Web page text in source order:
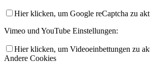
Hier klicken, um Google reCaptcha zu
Vimeo und YouTube Einstellungen:
Hier klicken, um Videoeinbettungen zu
Andere Cookies